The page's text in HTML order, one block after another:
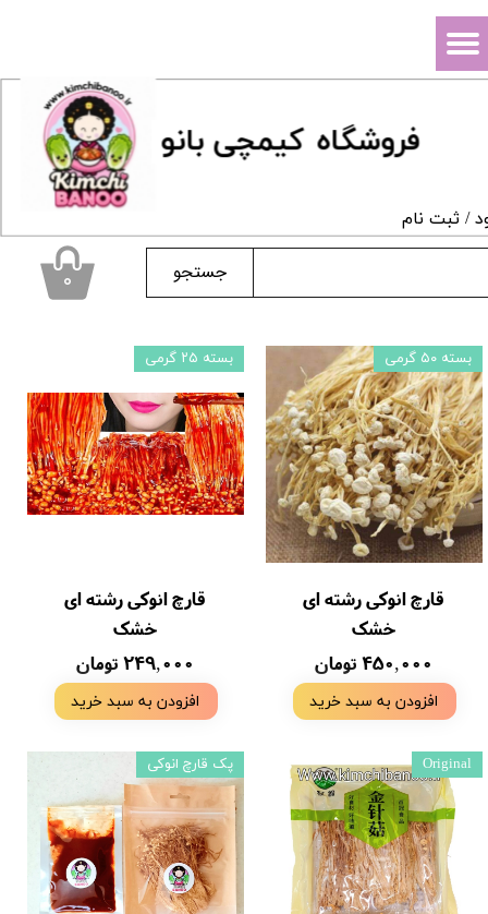
فروشگاه کیمچی بانو
جستجو
/ ثبت نام
حساب کاربری من
سفارشات
۰
قارچ انوکی رشته ای
خشک
۴۵۰,۰۰۰ تومان
افزودن به سبد خرید
بسته ۵۰ گرمی
قارچ انوکی رشته ای
خشک
۲۴۹,۰۰۰ تومان
افزودن به سبد خرید
بسته ۲۵ گرمی
Original پک قارچ انوکی